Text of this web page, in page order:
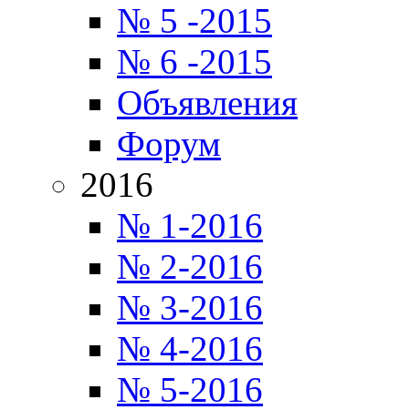
№ 5 -2015
№ 6 -2015
Объявления
Форум
2016
№ 1-2016
№ 2-2016
№ 3-2016
№ 4-2016
№ 5-2016